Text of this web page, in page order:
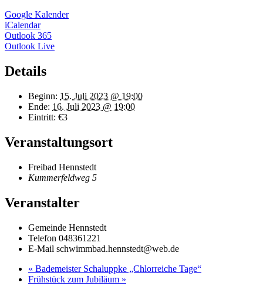
Google Kalender
iCalendar
Outlook 365
Outlook Live
Details
Beginn: 15. Juli 2023 @ 19:00
Ende: 16. Juli 2023 @ 19:00
Eintritt: €3
Veranstaltungsort
Freibad Hennstedt
Kummerfeldweg 5
Veranstalter
Gemeinde Hennstedt
Telefon 048361221
E-Mail schwimmbad.hennstedt@web.de
« Bademeister Schaluppke „Chlorreiche Tage“
Frühstück zum Jubiläum »